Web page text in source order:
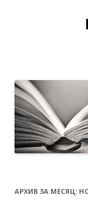
АРХИВ ЗА МЕСЯЦ: